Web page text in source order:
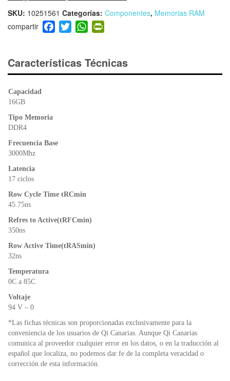
SKU: 10251561 Categorías: Componentes, Memorias RAM
F
a
e
b
T
wi
er
W
h
s
A
ri
e
Características Técnicas
Capacidad
16GB
Tipo Memoria
DDR4
Frecuencia Base
3000Mhz
Latencia
17 ciclos
Row Cycle Time tRCmin
45.75ns
Refres to Active(tRFCmin)
350ns
Row Active Time(tRASmin)
32ns
Temperatura
0C a 85C
Voltaje
94 V – 0
*Las fichas técnicas son proporcionadas exclusivamente para la
conveniencia de los usuarios de Qi Canarias. Aunque Qi Canarias
comunica al proveedor cualquier error en los datos, o en la traducción al
español que localiza, no podemos dar fe de la completa veracidad o
corrección de esta información.